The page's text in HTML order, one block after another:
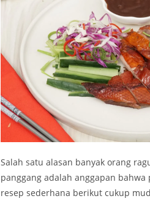
Salah satu alasan banyak orang
panggang adalah anggapan
resep sederhana berikut cukup